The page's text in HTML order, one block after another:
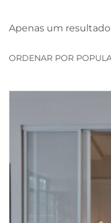
Apenas um resultado